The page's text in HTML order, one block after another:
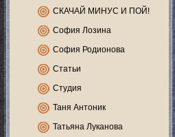
СКАЧАЙ МИНУС И ПОЙ!
София Лозина
София Родионова
Статьи
Студия
Таня Антоник
Татьяна Луканова